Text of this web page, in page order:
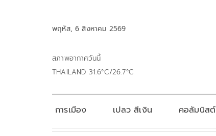
พฤหัส, 6 สิงหาคม 2569
สภาพอากาศวันนี้
THAILAND 31.6°C/26.7°C
การเมือง เปลว สีเงิน คอลัมนิสต์